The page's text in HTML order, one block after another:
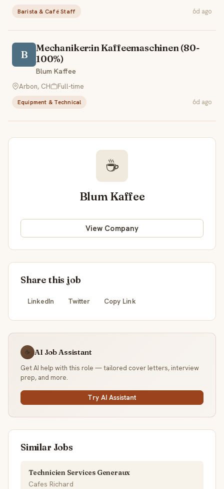
Barista & Café Staff 6d ago
B
Mechaniker:in Kaffeemaschinen (80-
100%)
Blum Kaffee
Arbon, CH
Full-time
Equipment & Technical 6d ago
☕
Blum Kaffee
View Company
Share this job
LinkedIn Twitter Copy Link
☕ AI Job Assistant
Get AI help with this role — tailored cover letters, interview
prep, and more.
Try AI Assistant
Similar Jobs
Technicien Services Generaux
Cafes Richard